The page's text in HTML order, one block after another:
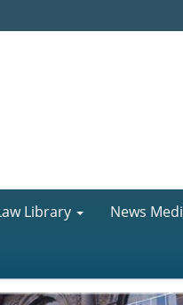
Library News